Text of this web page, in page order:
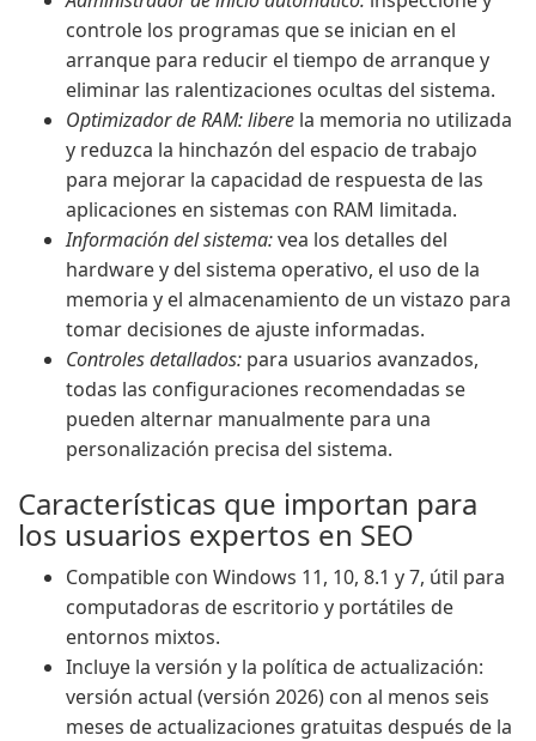
controle los programas que se inician en el
arranque para reducir el tiempo de arranque y
eliminar las ralentizaciones ocultas del sistema.
Optimizador de RAM: libere la memoria no utilizada
y reduzca la hinchazón del espacio de trabajo
para mejorar la capacidad de respuesta de las
aplicaciones en sistemas con RAM limitada.
Información del sistema:vea los detalles del
hardware y del sistema operativo, el uso de la
memoria y el almacenamiento de un vistazo para
tomar decisiones de ajuste informadas.
Controles detallados: para usuarios avanzados,
todas las configuraciones recomendadas se
pueden alternar manualmente para una
personalización precisa del sistema.
Características que importan para
los usuarios expertos en SEO
Compatible con Windows 11, 10, 8.1 y 7, útil para
computadoras de escritorio y portátiles de
entornos mixtos.
Incluye la versión y la política de actualización:
versión actual (versión 2026) con al menos seis
meses de actualizaciones gratuitas después de la